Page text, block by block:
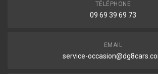
TÉLÉPHONE
09 69 39 69 73
EMAIL
service-